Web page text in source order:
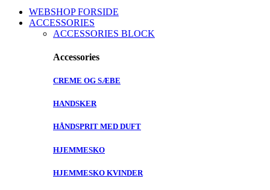
WEBSHOP FORSIDE
ACCESSORIES
ACCESSORIES BLOCK
Accessories
CREME OG SÆBE
HANDSKER
HÅNDSPRIT MED DUFT
HJEMMESKO
HJEMMESKO KVINDER